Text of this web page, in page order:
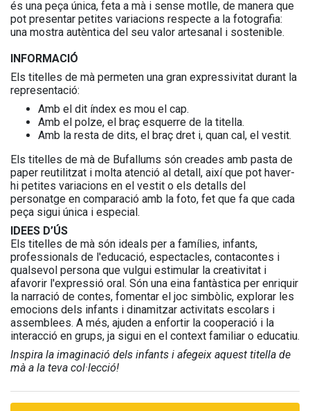
és una peça única, feta a mà i sense motlle, de manera que
pot presentar petites variacions respecte a la fotografia:
una mostra autèntica del seu valor artesanal i sostenible.
INFORMACIÓ
Els titelles de mà permeten una gran expressivitat durant la
representació:
Amb el dit índex es mou el cap.
Amb el polze, el braç esquerre de la titella.
Amb la resta de dits, el braç dret i, quan cal, el vestit.
Els titelles de mà de Bufallums són creades amb pasta de
paper reutilitzat i molta atenció al detall, així que pot haver-
hi petites variacions en el vestit o els detalls del
personatge en comparació amb la foto, fet que fa que cada
peça sigui única i especial.
IDEES D’ÚS
Els titelles de mà són ideals per a famílies, infants,
professionals de l'educació, espectacles, contacontes i
qualsevol persona que vulgui estimular la creativitat i
afavorir l'expressió oral. Són una eina fantàstica per enriquir
la narració de contes, fomentar el joc simbòlic, explorar les
emocions dels infants i dinamitzar activitats escolars i
assemblees. A més, ajuden a enfortir la cooperació i la
interacció en grups, ja sigui en el context familiar o educatiu.
Inspira la imaginació dels infants i afegeix aquest titella de
mà a la teva col·lecció!